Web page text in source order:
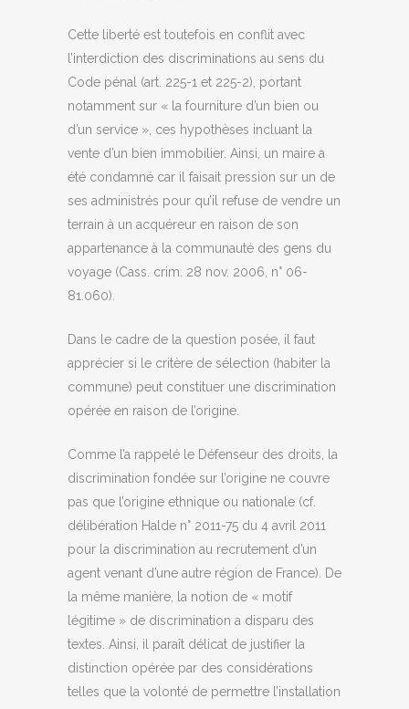
Cette liberté est toutefois en conflit avec
l’interdiction des discriminations au sens du
Code pénal (art. 225-1 et 225-2), portant
notamment sur « la fourniture d’un bien ou
d’un service », ces hypothèses incluant la
vente d’un bien immobilier. Ainsi, un maire a
été condamné car il faisait pression sur un de
ses administrés pour qu’il refuse de vendre un
terrain à un acquéreur en raison de son
appartenance à la communauté des gens du
voyage (Cass. crim. 28 nov. 2006, n° 06-
81.060).
Dans le cadre de la question posée, il faut
apprécier si le critère de sélection (habiter la
commune) peut constituer une discrimination
opérée en raison de l’origine.
Comme l’a rappelé le Défenseur des droits, la
discrimination fondée sur l’origine ne couvre
pas que l’origine ethnique ou nationale (cf.
délibération Halde n° 2011-75 du 4 avril 2011
pour la discrimination au recrutement d’un
agent venant d’une autre région de France). De
la même manière, la notion de « motif
légitime » de discrimination a disparu des
textes. Ainsi, il paraît délicat de justifier la
distinction opérée par des considérations
telles que la volonté de permettre l’installation